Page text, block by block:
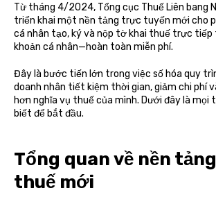
Từ tháng 4/2024, Tổng cục Thuế Liên bang
triển khai một nền tảng trực tuyến mới cho
cá nhân tạo, ký và nộp tờ khai thuế trực tiếp
khoản cá nhân—hoàn toàn miễn phí.
Đây là bước tiến lớn trong việc số hóa quy
doanh nhân tiết kiệm thời gian, giảm chi phí
hơn nghĩa vụ thuế của mình. Dưới đây là mọi
biết để bắt đầu.
Tổng quan về nền
thuế mới